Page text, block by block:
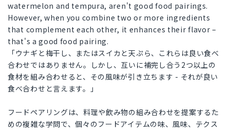
watermelon and tempura, aren't good food pairings.
However, when you combine two or more ingredients
that complement each other, it enhances their flavor –
that's a good food pairing.
「ウナギと梅干し、またはスイカと天ぷら、これらは良い食べ
合わせではありません。しかし、互いに補完し合う2つ以上の
食材を組み合わせると、その風味が引き立ちます - それが良い
食べ合わせと言えます。」
フードペアリングは、料理や飲み物の組み合わせを提案するた
めの複雑な学問で、個々のフードアイテムの味、風味、テクス